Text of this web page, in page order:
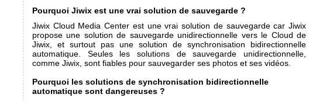
Pourquoi Jiwix est une vrai solution de sauvegarde ?
Jiwix Cloud Media Center est une vrai solution de sauvegarde car Jiwix
propose une solution de sauvegarde unidirectionnelle vers le Cloud de
Jiwix, et surtout pas une solution de synchronisation bidirectionnelle
automatique. Seules les solutions de sauvegarde unidirectionnelle,
comme Jiwix, sont fiables pour sauvegarder ses photos et ses vidéos.
Pourquoi les solutions de synchronisation bidirectionnelle
automatique sont dangereuses ?